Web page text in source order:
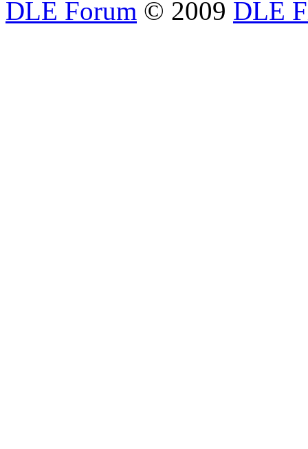
DLE Forum © 2009 DLE